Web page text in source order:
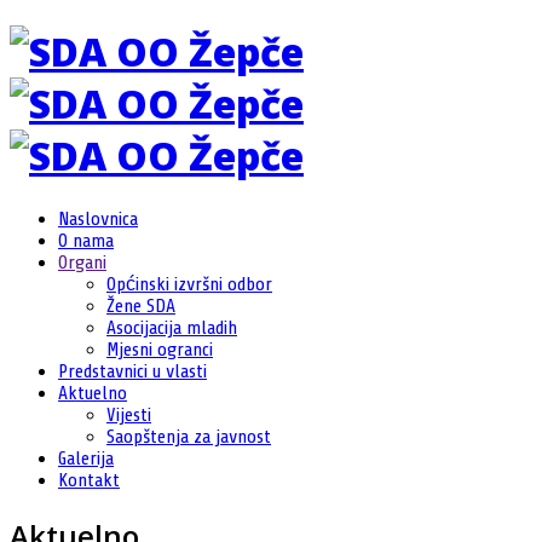
Naslovnica
O nama
Organi
Općinski izvršni odbor
Žene SDA
Asocijacija mladih
Mjesni ogranci
Predstavnici u vlasti
Aktuelno
Vijesti
Saopštenja za javnost
Galerija
Kontakt